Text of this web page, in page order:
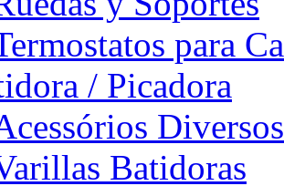
para
/ Picadora
Diversos
Batidoras